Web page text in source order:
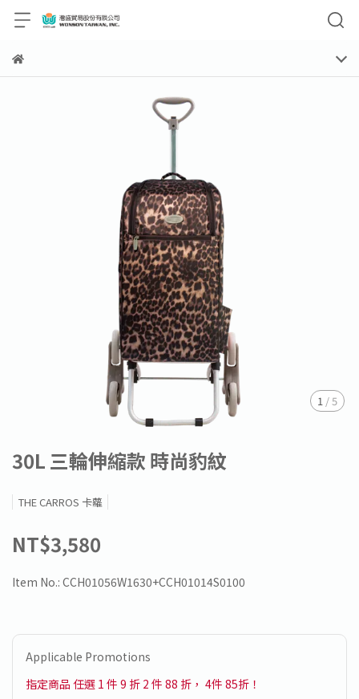
1 /5
30L 三輪伸縮款 時尚豹紋
THE CARROS 卡蘿
NT$3,580
Item No.: CCH01056W1630+CCH01014S0100
Applicable Promotions
指定商品 任選 1 件 9 折 2 件 88 折， 4件 85折！